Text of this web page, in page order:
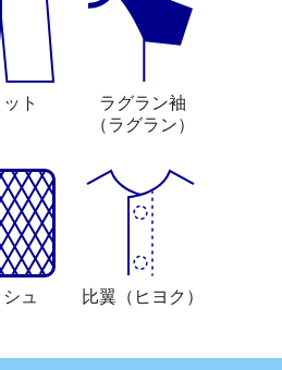
ト
ラグラン袖
（ラグラン）
ュ 比翼 （ヒヨク）